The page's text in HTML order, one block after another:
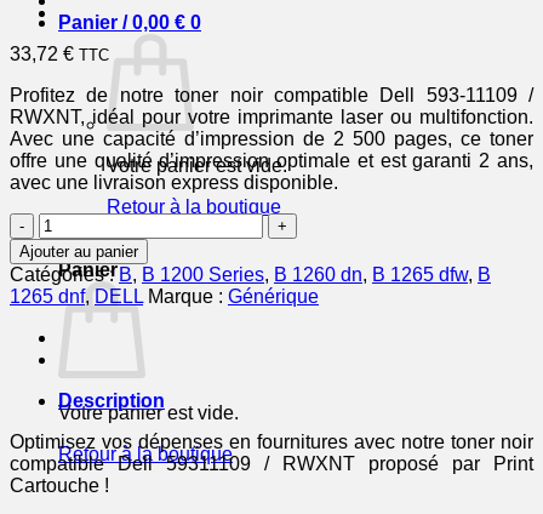
Panier /0,00 € 0
Votre panier est vide.
Retour à la boutique
0
Panier
Votre panier est vide.
Retour à la boutique
33,72 € TTC
Profitez de notre toner noir compatible Dell 593-11109 /
RWXNT, idéal pour votre imprimante laser ou multifonction.
Avec une capacité d’impression de 2 500 pages, ce toner
offre une qualité d’impression optimale et est garanti 2 ans,
avec une livraison express disponible.
quantité
de
59311109
/
RWXNT
-
toner
compatible
Dell
noir
Ajouter au panier
Catégories :B, B 1200 Series, B 1260 dn, B 1265 dfw, B
1265 dnf,DELL Marque : Générique
Description
Optimisez vos dépenses en fournitures avec notre toner noir
compatible Dell 59311109 / RWXNT proposé par Print
Cartouche !